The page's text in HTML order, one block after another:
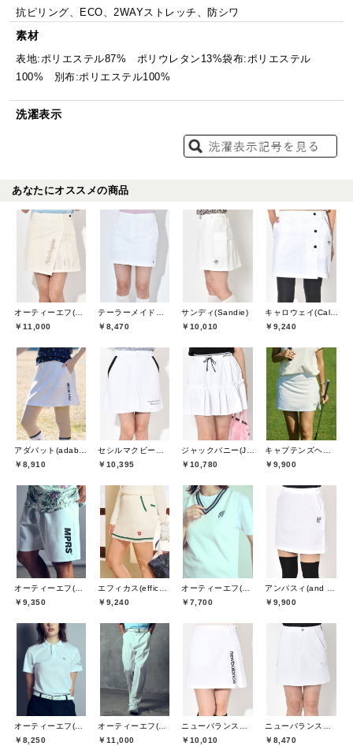
抗ピリング、ECO、2WAYストレッチ、防シワ
素材
表地:ポリエステル87% ポリウレタン13%袋布:ポリエステル
100% 別布:ポリエステル100%
洗濯表示
あなたにオススメの商品
オーティーエフ(O.T.F)
￥11,000
テーラーメイドゴルフ(TaylorMade Golf)
￥8,470
サンディ(Sandie)
￥10,010
キャロウェイ(Callaway)
￥9,240
アダバット(adabat)
￥8,910
セシルマクビーグリーン(CECIL McBEE green)
￥10,395
ジャックバニー(Jack Bunny)
￥10,780
キャプテンズヘルムゴルフ(Captains Helm Golf)
￥9,900
オーティーエフ(O.T.F)
￥9,350
エフィカス(efficace)
￥9,240
オーティーエフ(O.T.F)
￥7,700
アンパスィ(and per se)
￥9,900
オーティーエフ(O.T.F)
￥8,250
オーティーエフ(O.T.F)
￥11,000
ニューバランスゴルフ(New Balance Golf)
￥10,010
ニューバランスゴルフ(New Balance Golf)
￥8,470